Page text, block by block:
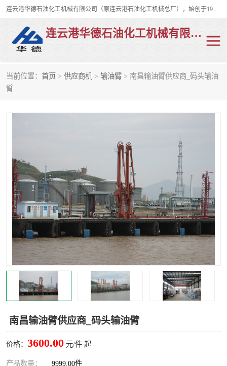
连云港华德石油化工机械有限公司（原连云港石油化工机械总厂），始创于1982年，是从事码头船用流体装卸臂、陆用流体装卸臂（鹤管）、活动梯、钢构平台、定量装车系统等全系列流体装卸设备的设计、制造、销售以及服务的专业供应商。
连云港华德石油化工机械有限公司
当前位置： 首页 > 供应商机 > 输油臂 > 南昌输油臂供应商_码头输油
臂
南昌输油臂供应商_码头输油臂
价格： 3600.00 元/件 起
产品数量： 9999.00件
液氨鹤管 液氯鹤管
平台栈桥 卸车鹤管
装车鹤管 输油臂
紧急脱离干式接头 火车鹤管
汽车鹤管 顶部鹤管
底部鹤管 低温鹤管
浮动出油装置 鹤管